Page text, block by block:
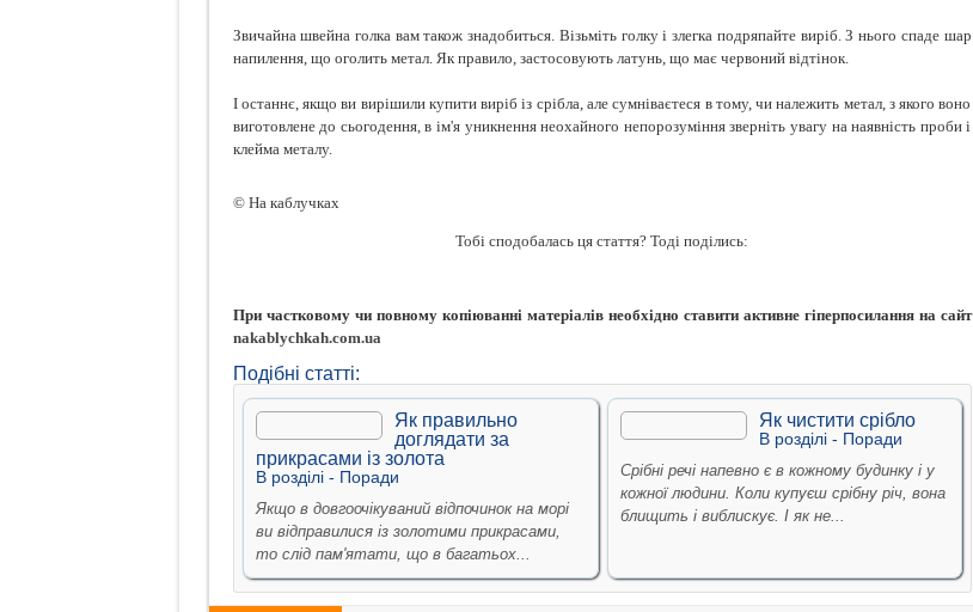
Звичайна швейна голка вам також знадобиться. Візьміть голку і злегка подряпайте виріб. З нього спаде шар
напилення, що оголить метал. Як правило, застосовують латунь, що має червоний відтінок.
І останнє, якщо ви вирішили купити виріб із срібла, але сумніваєтеся в тому, чи належить метал, з якого воно
виготовлене до сьогодення, в ім'я уникнення неохайного непорозуміння зверніть увагу на наявність проби і
клейма металу.
© На каблучках
Тобі сподобалась ця стаття? Тоді поділись:
При частковому чи повному копіюванні матеріалів необхідно ставити активне гіперпосилання на сайт
nakablychkah.com.ua
Подібні статті:
Як правильно
доглядати за
прикрасами із золота
В рoздiлi - Поради
Якщо в довгоочікуваний відпочинок на морі
ви відправилися із золотими прикрасами,
то слід пам'ятати, що в багатьох...
Як чистити срібло
В рoздiлi - Поради
Срібні речі напевно є в кожному будинку і у
кожної людини. Коли купуєш срібну річ, вона
блищить і виблискує. І як не...